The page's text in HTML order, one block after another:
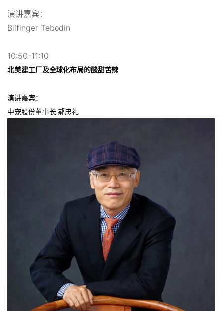
演讲嘉宾：
Bilfinger Tebodin
10:50-11:10
北美建工厂及全球化布局的酸甜苦辣
演讲嘉宾：
中宠股份董事长 郝忠礼